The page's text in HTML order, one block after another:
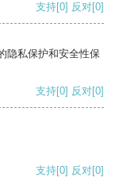
支持[0] 反对[0]
隐私保护和安全性保
支持[0] 反对[0]
支持[0] 反对[0]